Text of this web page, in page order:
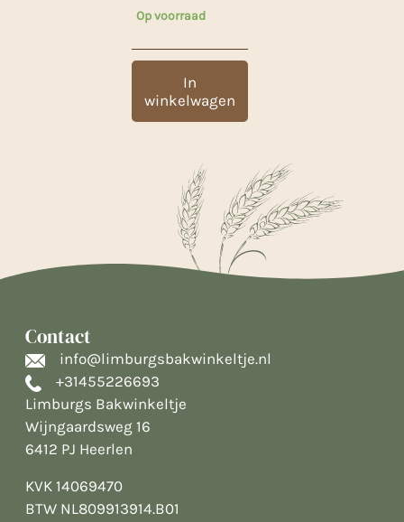
Op voorraad
In
winkelwagen
Contact
info@limburgsbakwinkeltje.nl
+31455226693
Limburgs Bakwinkeltje
Wijngaardsweg 16
6412 PJ Heerlen
KVK 14069470
BTW NL809913914.B01